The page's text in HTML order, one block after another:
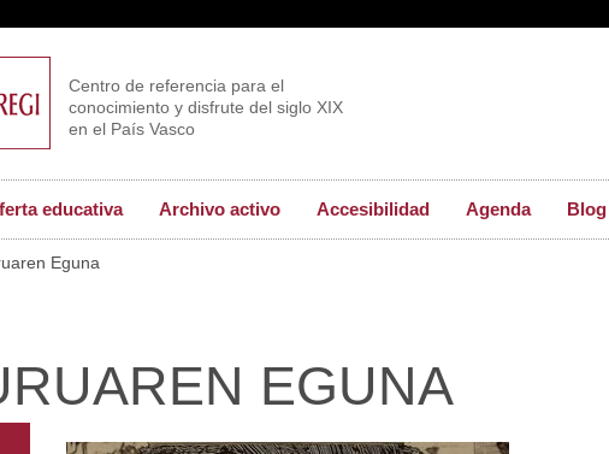
Centro de referencia para el
conocimiento y disfrute del siglo XIX
en el País Vasco
educativa Archivo activo Accesibilidad Agenda Blog
Eguna
EGUNA